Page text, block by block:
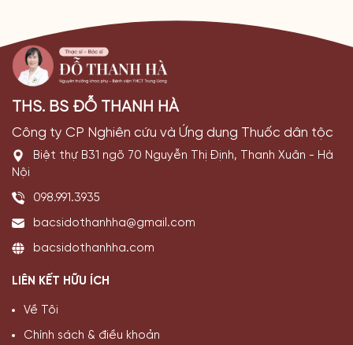
THS. BS ĐỖ THANH HÀ
Công ty CP Nghiên cứu và Ứng dụng Thuốc dân tộc
Biệt thự B31 ngõ 70 Nguyễn Thị Định, Thanh Xuân - Hà
Nội
098.991.3935
bacsidothanhha@gmail.com
bacsidothanhha.com
LIÊN KẾT HỮU ÍCH
Về Tôi
Chính sách & điều khoản